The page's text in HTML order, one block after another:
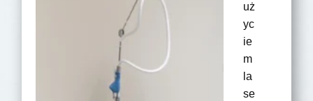
uż
yc
ie
m
la
se